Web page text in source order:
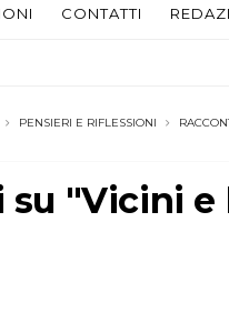
CONTATTI
PENSIERI E RIFLESSIONI
su "Vicini